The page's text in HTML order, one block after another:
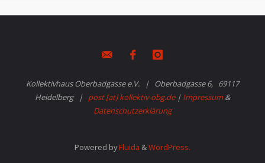
Kollektivhaus Oberbadgasse e.V. | Oberbadgasse 6, 69117
Heidelberg | post [at] kollektiv-obg.de| Impressum&
Datenschutzerklärung
Powered byFluida &WordPress.